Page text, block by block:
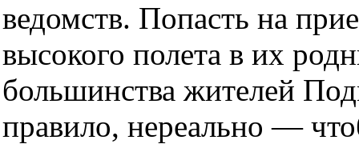
ведомств. Попасть на
высокого полета в их
большинства жителей
правило, нереально —